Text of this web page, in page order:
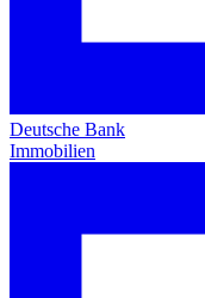
Deutsche Bank
Immobilien